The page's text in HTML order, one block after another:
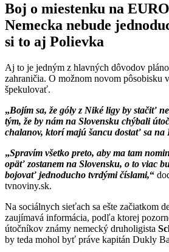
Boj o miestenku na
Nemecka nebude
si to aj Polievka
Aj to je jedným z hlavných dôvodov
zahraničia. O možnom novom pôsobisku
špekulovať.
Bojím sa, že góly z Niké ligy by stačiť
tým, že by nám na Slovensku chýbali
chalanov, ktorí majú šancu dostať sa na
Spravím všetko preto, aby ma tam
opäť zostanem na Slovensku, o to viac
bojovať jednoducho tvrdými číslami,
tvnoviny.sk.
Na sociálnych sieťach sa ešte začiatkom
zaujímavá informácia, podľa ktorej
útočníkov známy nemecký druholigista
by teda mohol byť práve kapitán Dukly